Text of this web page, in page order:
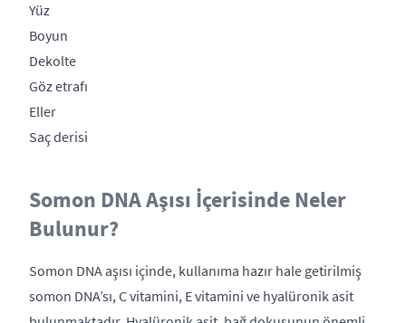
Yüz
Boyun
Dekolte
Göz etrafı
Eller
Saç derisi
Somon DNA Aşısı İçerisinde Neler
Bulunur?
Somon DNA aşısı içinde, kullanıma hazır hale getirilmiş
somon DNA’sı, C vitamini, E vitamini ve hyalüronik asit